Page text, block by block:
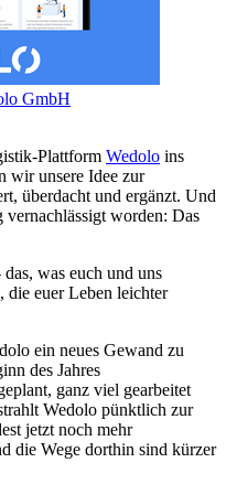
GmbH
Plattform Wedolo ins
wir unsere Idee zur
überdacht und ergänzt. Und
vernachlässigt worden: Das
was euch und uns
, die euer Leben leichter
ein neues Gewand zu
des Jahres
ganz viel gearbeitet
Wedolo pünktlich zur
jetzt noch mehr
die Wege dorthin sind kürzer